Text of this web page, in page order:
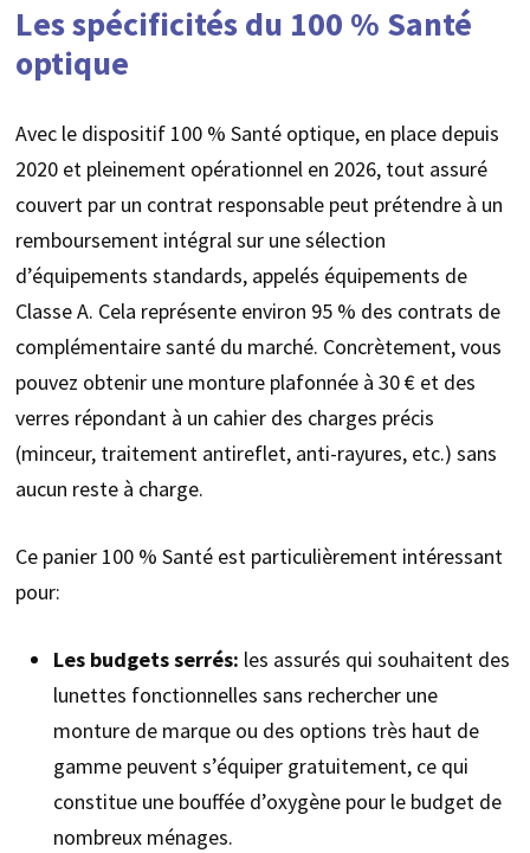
Les spécificités du 100 % Santé
optique
Avec le dispositif 100 % Santé optique, en place depuis
2020 et pleinement opérationnel en 2026, tout assuré
couvert par un contrat responsable peut prétendre à un
remboursement intégral sur une sélection
d’équipements standards, appelés équipements de
Classe A. Cela représente environ 95 % des contrats de
complémentaire santé du marché. Concrètement, vous
pouvez obtenir une monture plafonnée à 30 € et des
verres répondant à un cahier des charges précis
(minceur, traitement antireflet, anti-rayures, etc.) sans
aucun reste à charge.
Ce panier 100 % Santé est particulièrement intéressant
pour:
Les budgets serrés: les assurés qui souhaitent des
lunettes fonctionnelles sans rechercher une
monture de marque ou des options très haut de
gamme peuvent s’équiper gratuitement, ce qui
constitue une bouffée d’oxygène pour le budget de
nombreux ménages.